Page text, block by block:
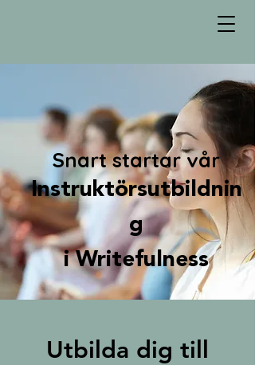
Snart startar vår
Instruktörsutbildnin
g
i Writefulness
Utbilda dig till